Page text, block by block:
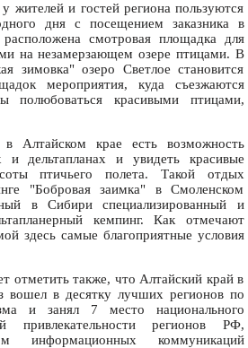
жителей и гостей региона пользуются
дня с посещением заказника в
смотровая площадка для
на незамерзающем озере птицами. В
зимовка" озеро Светлое становится
мероприятия, куда съезжаются
полюбоваться красивыми птицами,
Алтайском крае есть возможность
и дельтапланах и увидеть красивые
птичьего полета. Такой отдых
"Бобровая заимка" в Смоленском
в Сибири специализированный и
кемпинг. Как отмечают
здесь самые благоприятные условия
отметить также, что Алтайский край в
вошел в десятку лучших регионов по
и занял 7 место национального
привлекательности регионов РФ,
информационных коммуникаций